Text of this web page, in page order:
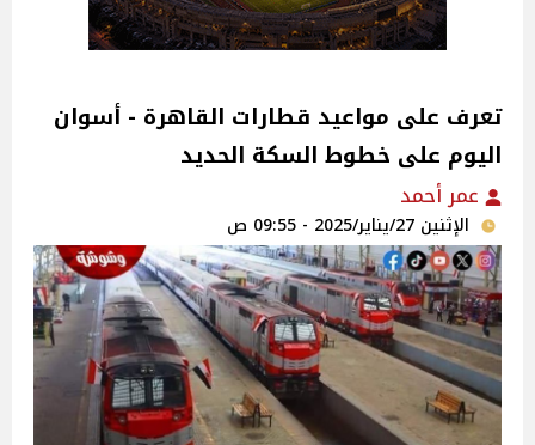
تعرف على مواعيد قطارات القاهرة - أسوان
اليوم على خطوط السكة الحديد
عمر أحمد
الإثنين 27/يناير/2025 - 09:55 ص